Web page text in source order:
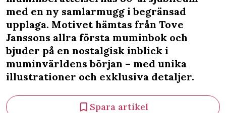
med en ny samlarmugg i begränsad
upplaga. Motivet hämtas från Tove
Janssons allra första muminbok och
bjuder på en nostalgisk inblick i
muminvärldens början – med unika
illustrationer och exklusiva detaljer.
Spara artikel